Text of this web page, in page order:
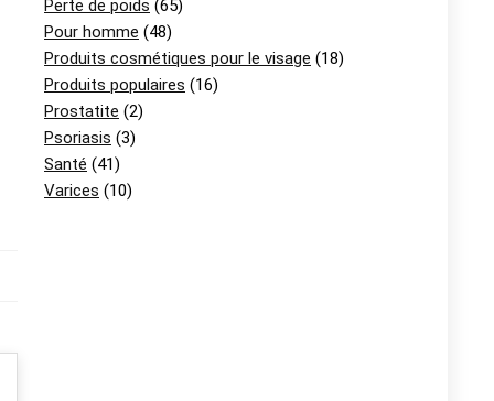
Perte de poids (65)
Pour homme (48)
Produits cosmétiques pour le visage (18)
Produits populaires (16)
Prostatite (2)
Psoriasis (3)
Santé (41)
Varices (10)